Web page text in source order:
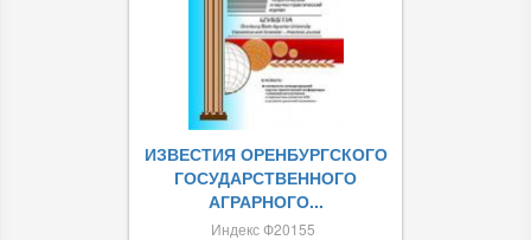
ИЗВЕСТИЯ ОРЕНБУРГСКОГО
ГОСУДАРСТВЕННОГО
АГРАРНОГО...
Индекс Ф20155